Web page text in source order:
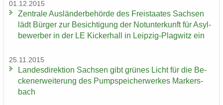
01.12.2015
Zen­tra­le Aus­län­der­be­hör­de des Frei­staa­tes Sach­sen
lädt Bür­ger zur Be­sich­ti­gung der Not­un­ter­kunft für Asyl­
be­wer­ber in der LE Ki­cker­hall in Leipzig-​Plagwitz ein
25.11.2015
Lan­des­di­rek­ti­on Sach­sen gibt grü­nes Licht für die Be­
cken­er­wei­te­rung des Pump­spei­cher­wer­kes Mar­kers­
bach